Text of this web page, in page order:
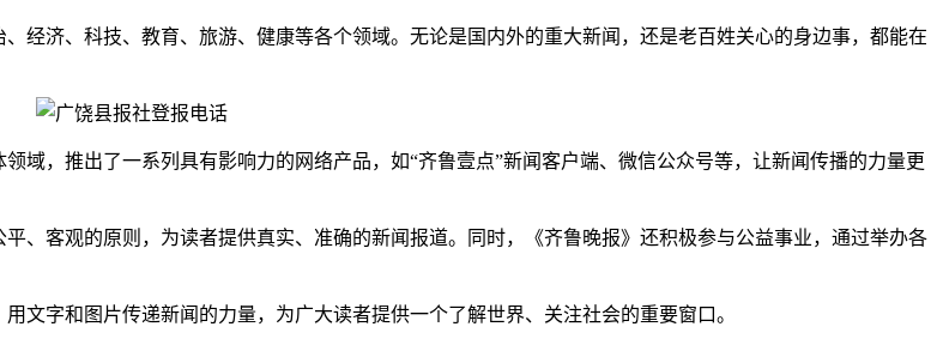
经济、科技、教育、旅游、健康等各个领域。无论是国内外的重大新闻，还是老百姓关心的身边事，都能在
域，推出了一系列具有影响力的网络产品，如“齐鲁壹点”新闻客户端、微信公众号等，让新闻传播的力量更
、客观的原则，为读者提供真实、准确的新闻报道。同时，《齐鲁晚报》还积极参与公益事业，通过举办各
文字和图片传递新闻的力量，为广大读者提供一个了解世界、关注社会的重要窗口。